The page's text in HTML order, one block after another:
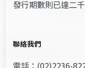
發行期數則已達二
聯絡我們
電話：(02)2236-